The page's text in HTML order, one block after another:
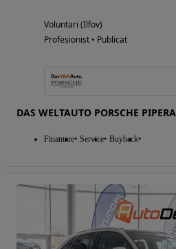
Voluntari (Ilfov)
Profesionist • Publicat
DAS WELTAUTO PORSCHE PIPERA
Finantare Service Buyback